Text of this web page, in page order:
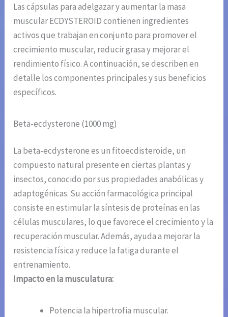
Las cápsulas para adelgazar y aumentar la masa
muscular ECDYSTEROID contienen ingredientes
activos que trabajan en conjunto para promover el
crecimiento muscular, reducir grasa y mejorar el
rendimiento físico. A continuación, se describen en
detalle los componentes principales y sus beneficios
específicos.
Beta-ecdysterone (1000 mg)
La beta-ecdysterone es un fitoecdisteroide, un
compuesto natural presente en ciertas plantas y
insectos, conocido por sus propiedades anabólicas y
adaptogénicas. Su acción farmacológica principal
consiste en estimular la síntesis de proteínas en las
células musculares, lo que favorece el crecimiento y la
recuperación muscular. Además, ayuda a mejorar la
resistencia física y reduce la fatiga durante el
entrenamiento.
Impacto en la musculatura:
Potencia la hipertrofia muscular.